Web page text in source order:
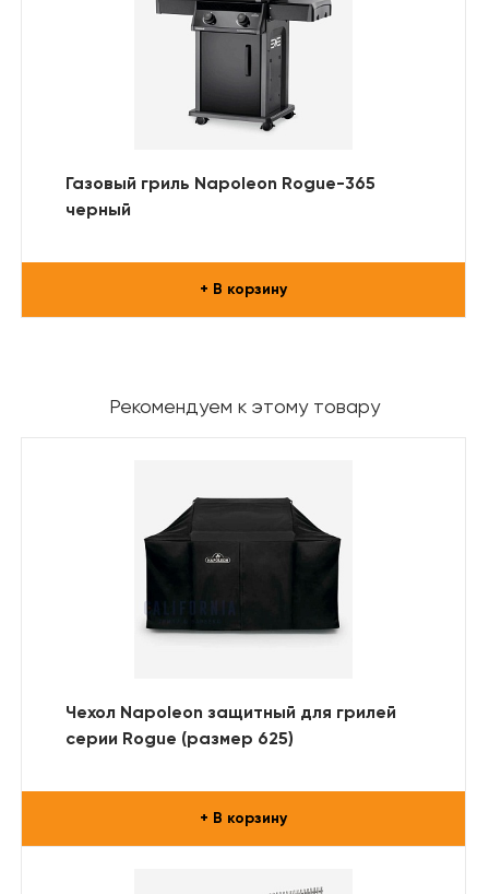
Газовый гриль Napoleon Rogue-365
черный
+ В корзину
Рекомендуем к этому товару
Чехол Napoleon защитный для грилей
серии Rogue (размер 625)
+ В корзину